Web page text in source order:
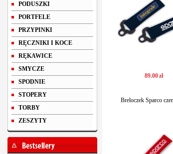
PODUSZKI
PORTFELE
PRZYPINKI
RĘCZNIKI I KOCE
RĘKAWICE
SMYCZE
SPODNIE
STOPERY
TORBY
ZESZYTY
89.00zł
Breloczek Sparco